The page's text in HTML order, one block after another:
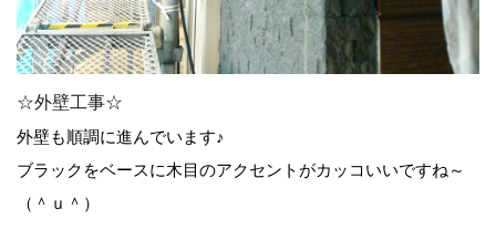
☆外壁工事☆
外壁も順調に進んでいます♪
ブラックをベースに木目のアクセントがカッコいいですね～
（＾ｕ＾）